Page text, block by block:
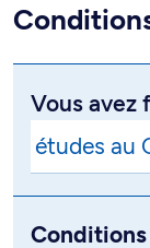
Vous avez